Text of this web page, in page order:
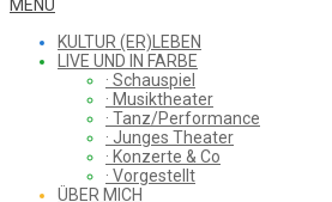
WHAT
Menu
MENU
KULTUR (ER)LEBEN
LIVE UND IN FARBE
· Schauspiel
· Musiktheater
· Tanz/Performance
· Junges Theater
· Konzerte & Co
· Vorgestellt
ÜBER MICH